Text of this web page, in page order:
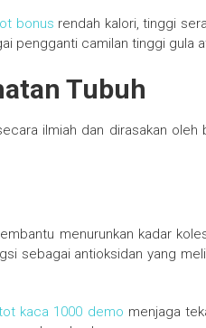
bonus rendah kalori, tinggi
pengganti camilan tinggi gula
Tubuh
ilmiah dan dirasakan oleh
menurunkan kadar
sebagai antioksidan yang
kaca 1000 demo menjaga